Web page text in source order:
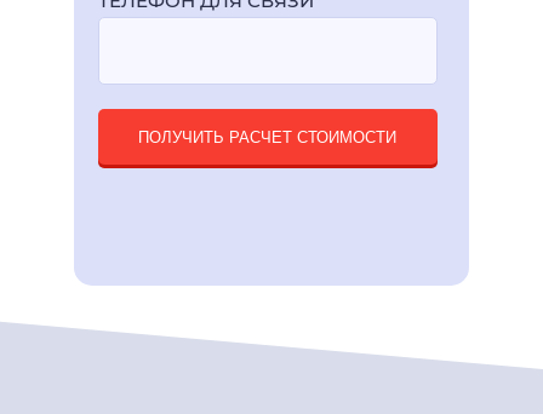
ПОЛУЧИТЬ РАСЧЕТ СТОИМОСТИ